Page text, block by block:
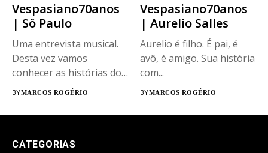
Vespasiano70anos
| Sô Paulo
Uma entrevista musical.
Desta vez vamos
conhecer as histórias do
ilustre morador...
BYMARCOS ROGÉRIO
Vespasiano70anos
| Aurelio Salles
Aurelio é filho. É pai, é
avô, é amigo. Sua história
com...
BYMARCOS ROGÉRIO
CATEGORIAS